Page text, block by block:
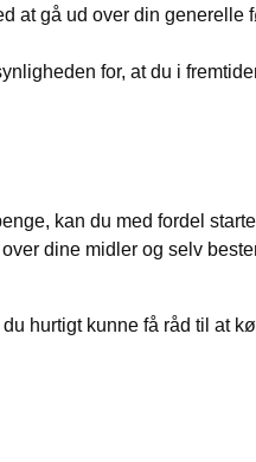
at gå ud over din generelle
for, at du i
kan du med fordel
dine midler og selv
hurtigt kunne få råd til at